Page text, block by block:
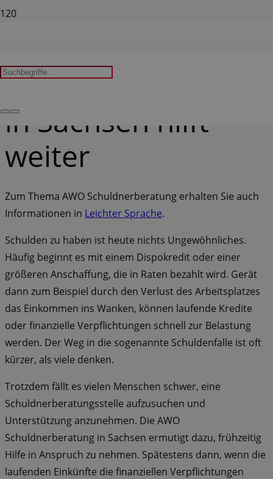
Schuldnerberatung
in Sachsen hilft
weiter
Zum Thema AWO Schuldnerberatung erhalten Sie auch
Informationen in Leichter Sprache.
Schulden zu haben ist heute nichts Ungewöhnliches.
Häufig beginnt es mit einem Dispokredit oder einer
größeren Anschaffung, die in Raten bezahlt wird. Gerät
dann zum Beispiel durch den Verlust des Arbeitsplatzes
das Einkommen ins Wanken, können laufende Kredite
oder finanzielle Verpflichtungen schnell zur Belastung
werden. Der Weg in die sogenannte Schuldenfalle ist oft
kürzer, als viele denken.
Trotzdem fällt es vielen Menschen schwer, eine
Schuldnerberatungsstelle aufzusuchen und
Unterstützung anzunehmen. Die AWO
Schuldnerberatung in Sachsen ermutigt dazu, frühzeitig
Hilfe in Anspruch zu nehmen. Spätestens dann, wenn die
laufenden Einkünfte die finanziellen Verpflichtungen